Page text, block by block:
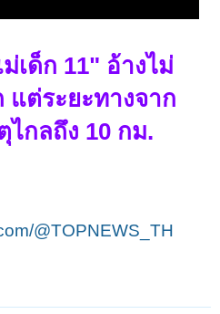
เด็ก 11" อ้างไม่
แต่ระยะทางจาก
ไกลถึง 10 กม.
@TOPNEWS_TH